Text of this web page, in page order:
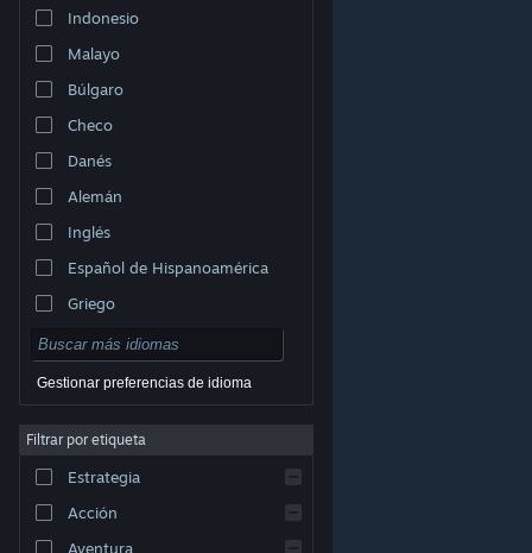
© Valve Corporation. Todos los derechos reservados.
respectivos dueños en EE. UU. y otros países.
Acuerdo de Suscriptor a Steam
Cookies
Indonesio
Malayo
Búlgaro
Checo
Danés
Alemán
Inglés
Español de Hispanoamérica
Griego
Gestionar preferencias de idioma
Filtrar por etiqueta
Estrategia
Acción
Aventura